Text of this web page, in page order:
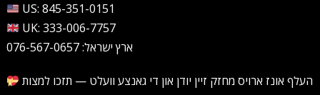
US: 845-351-0151
UK: 333-006-7757
ארץ ישראל: 076-567-0657
העלף אונז ארויס מחזק זיין יודן און די גאנצע וועלט — תזכו למצות